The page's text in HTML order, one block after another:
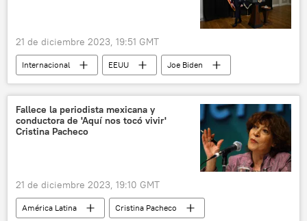
21 de diciembre 2023, 19:51 GMT
Internacional EEUU
Joe Biden
Ucrania
Israel
📰 Conflicto palestino-israelí
Elecciones presidenciales de EEUU (2024)
Fallece la periodista mexicana y
conductora de 'Aquí nos tocó vivir'
Cristina Pacheco
21 de diciembre 2023, 19:10 GMT
América Latina
Cristina Pacheco